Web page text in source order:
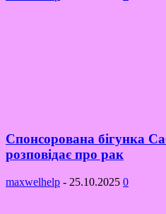
Спонсорована бігунка
розповідає про рак
maxwelhelp - 25.10.2025 0